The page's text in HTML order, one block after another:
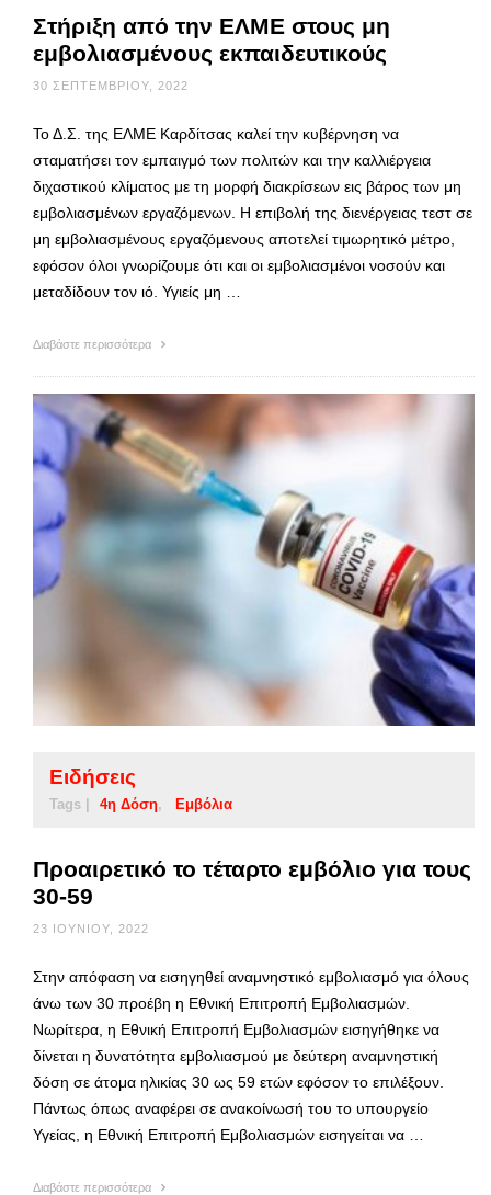
Στήριξη από την ΕΛΜΕ στους μη
εμβολιασμένους εκπαιδευτικούς
30 ΣΕΠΤΕΜΒΡΊΟΥ, 2022
Το Δ.Σ. της ΕΛΜΕ Καρδίτσας καλεί την κυβέρνηση να
σταματήσει τον εμπαιγμό των πολιτών και την καλλιέργεια
διχαστικού κλίματος με τη μορφή διακρίσεων εις βάρος των μη
εμβολιασμένων εργαζόμενων. Η επιβολή της διενέργειας τεστ σε
μη εμβολιασμένους εργαζόμενους αποτελεί τιμωρητικό μέτρο,
εφόσον όλοι γνωρίζουμε ότι και οι εμβολιασμένοι νοσούν και
μεταδίδουν τον ιό. Υγιείς μη …
Διαβάστε περισσότερα
Ειδήσεις
Tags | 4η Δόση Εμβόλια
Προαιρετικό το τέταρτο εμβόλιο για τους
30-59
23 ΙΟΥΝΊΟΥ, 2022
Στην απόφαση να εισηγηθεί αναμνηστικό εμβολιασμό για όλους
άνω των 30 προέβη η Εθνική Επιτροπή Εμβολιασμών.
Νωρίτερα, η Εθνική Επιτροπή Εμβολιασμών εισηγήθηκε να
δίνεται η δυνατότητα εμβολιασμού με δεύτερη αναμνηστική
δόση σε άτομα ηλικίας 30 ως 59 ετών εφόσον το επιλέξουν.
Πάντως όπως αναφέρει σε ανακοίνωσή του το υπουργείο
Υγείας, η Εθνική Επιτροπή Εμβολιασμών εισηγείται να …
Διαβάστε περισσότερα